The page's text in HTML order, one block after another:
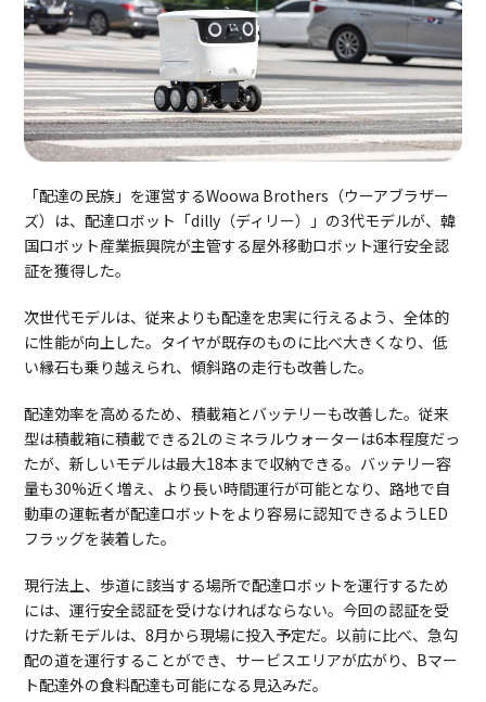
「配達の民族」を運営するWoowa Brothers（ウーアブラザー
ズ）は、配達ロボット「dilly（ディリー）」の3代モデルが、韓
国ロボット産業振興院が主管する屋外移動ロボット運行安全認
証を獲得した。
次世代モデルは、従来よりも配達を忠実に行えるよう、全体的
に性能が向上した。タイヤが既存のものに比べ大きくなり、低
い縁石も乗り越えられ、傾斜路の走行も改善した。
配達効率を高めるため、積載箱とバッテリーも改善した。従来
型は積載箱に積載できる2Lのミネラルウォーターは6本程度だっ
たが、新しいモデルは最大18本まで収納できる。バッテリー容
量も30%近く増え、より長い時間運行が可能となり、路地で自
動車の運転者が配達ロボットをより容易に認知できるようLED
フラッグを装着した。
現行法上、歩道に該当する場所で配達ロボットを運行するため
には、運行安全認証を受けなければならない。今回の認証を受
けた新モデルは、8月から現場に投入予定だ。以前に比べ、急勾
配の道を運行することができ、サービスエリアが広がり、Bマー
ト配達外の食料配達も可能になる見込みだ。